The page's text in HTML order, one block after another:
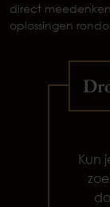
direct
oplossingen
Kun